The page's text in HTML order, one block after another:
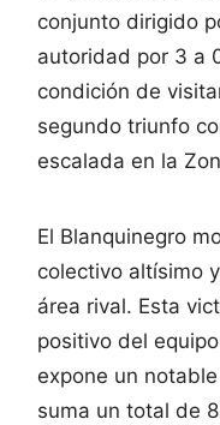
conjunto dirigido
autoridad por 3 a
condición de
segundo triunfo
escalada en la
El Blanquinegro
colectivo altísimo
área rival. Esta
positivo del
expone un
suma un total de